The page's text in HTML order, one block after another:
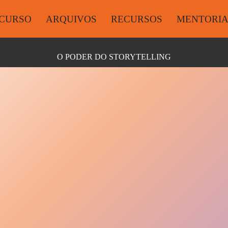
ARQUIVOS RECURSOS MENTORIA
O PODER DO STORYTELLING